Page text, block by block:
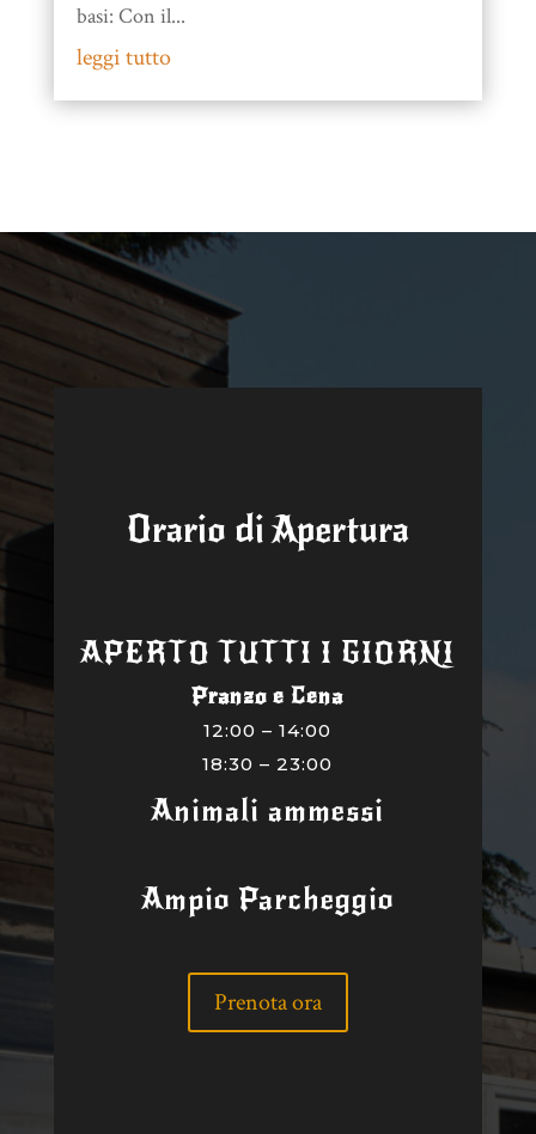
basi: Con il...
leggi tutto
Orario di Apertura
APERTO TUTTI I GIORNI
Pranzo e Cena
12:00 – 14:00
18:30 – 23:00
Animali ammessi
Ampio Parcheggio
Prenota ora